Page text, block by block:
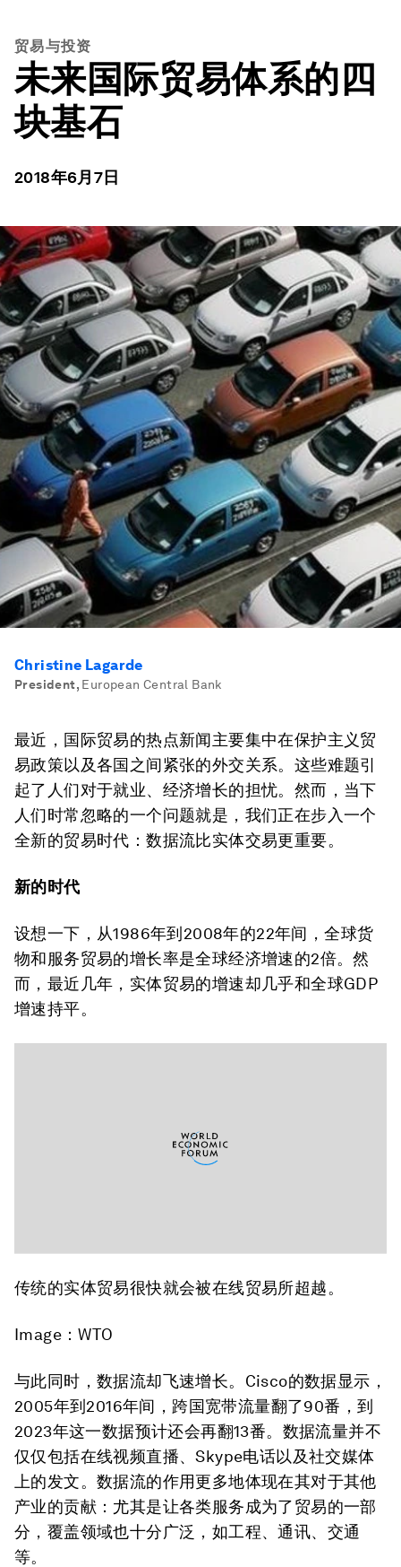
贸易与投资
未来国际贸易体系的四
块基石
2018年6月7日
Christine Lagarde
President, European Central Bank
最近，国际贸易的热点新闻主要集中在保护主义贸
易政策以及各国之间紧张的外交关系。这些难题引
起了人们对于就业、经济增长的担忧。然而，当下
人们时常忽略的一个问题就是，我们正在步入一个
全新的贸易时代：数据流比实体交易更重要。
新的时代
设想一下，从1986年到2008年的22年间，全球货
物和服务贸易的增长率是全球经济增速的2倍。然
而，最近几年，实体贸易的增速却几乎和全球GDP
增速持平。
传统的实体贸易很快就会被在线贸易所超越。
Image：WTO
与此同时，数据流却飞速增长。Cisco的数据显示，
2005年到2016年间，跨国宽带流量翻了90番，到
2023年这一数据预计还会再翻13番。数据流量并不
仅仅包括在线视频直播、Skype电话以及社交媒体
上的发文。数据流的作用更多地体现在其对于其他
产业的贡献：尤其是让各类服务成为了贸易的一部
分，覆盖领域也十分广泛，如工程、通讯、交通
等。